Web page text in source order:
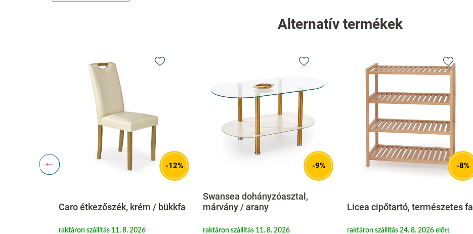
Alternatív termékek
-12%
Caro étkezőszék, krém / bükkfa
raktáron szállítás 11. 8. 2026
-9%
Swansea dohányzóasztal,
márvány / arany
raktáron szállítás 11. 8. 2026
-8%
Licea cipőtartó, természetes fa
raktáron szállítás 24. 8. 2026 előtt